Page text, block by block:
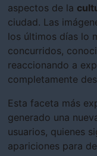
aspectos de la
ciudad. Las
los últimos días lo
concurridos,
reaccionando a
completamente
Esta faceta más
generado una
usuarios, quienes
apariciones para